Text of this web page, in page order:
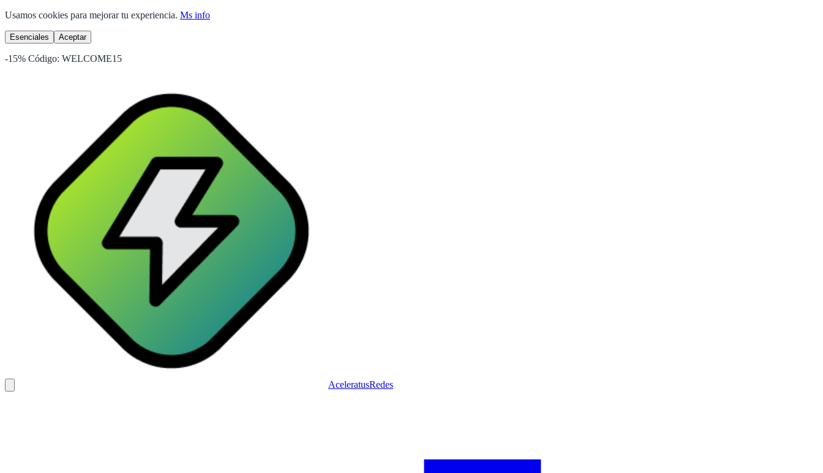
Usamos cookies para mejorar tu experiencia. Ms info
Esenciales Aceptar
-15% Código: WELCOME15
AceleratusRedes